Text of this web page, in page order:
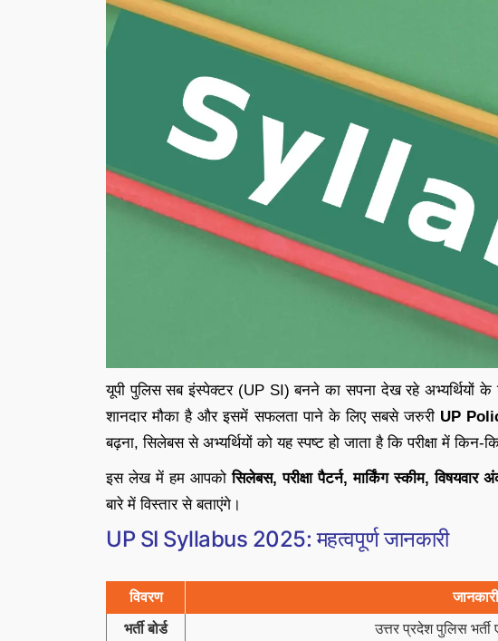
यूपी पुलिस सब इंस्पेक्टर (UP SI) बनने का सपना देख रहे अभ्यर्थियों के
शानदार मौका है और इसमें सफलता पाने के लिए सबसे जरुरी UP
बढ़ना, सिलेबस से अभ्यर्थियों को यह स्पष्ट हो जाता है कि परीक्षा में
इस लेख में हम आपकोसिलेबस, परीक्षा पैटर्न, मार्किंग स्कीम,
बारे में विस्तार से बताएंगे।
UP SI Syllabus 2025: महत्वपूर्ण जानकारी
विवरण जानकारी
भर्ती बोर्ड उत्तर प्रदेश पुलिस भर्ती